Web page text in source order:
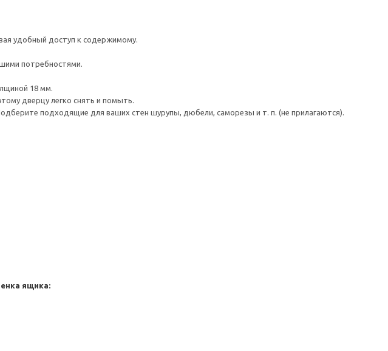
удобный доступ к содержимому.
потребностями.
18 мм.
дверцу легко снять и помыть.
подходящие для ваших стен шурупы, дюбели, саморезы и т. п. (не прилагаются).
ящика: